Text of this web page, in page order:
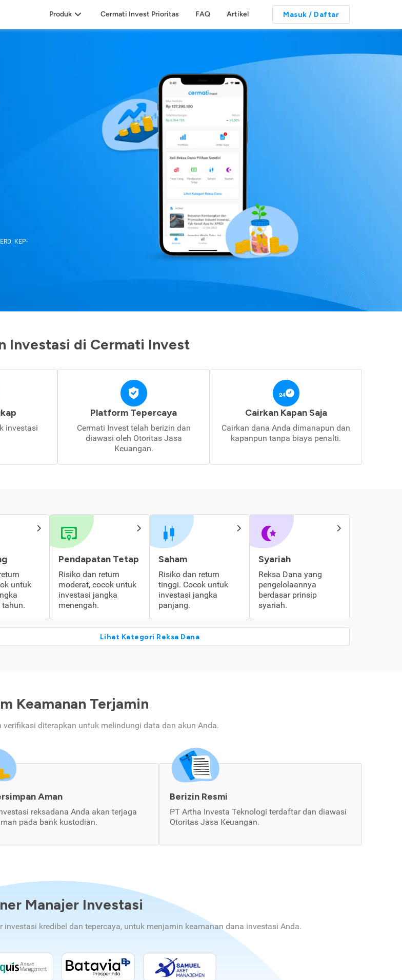
Produk Cermati Invest Prioritas FAQ Artikel Masuk / Daftar
KEP-
Investasi di Cermati Invest
investasi
Platform Tepercaya
Cermati Invest telah berizin dan
diawasi oleh Otoritas Jasa
Keuangan.
Cairkan Kapan Saja
Cairkan dana Anda dimanapun dan
kapanpun tanpa biaya penalti.
untuk
tahun.
Pendapatan Tetap
Risiko dan return
moderat, cocok untuk
investasi jangka
menengah.
Saham
Risiko dan return
tinggi. Cocok untuk
investasi jangka
panjang.
Syariah
Reksa Dana yang
pengelolaannya
berdasar prinsip
syariah.
Lihat Kategori Reksa Dana
Keamanan Terjamin
verifikasi diterapkan untuk melindungi data dan akun Anda.
Aman
reksadana Anda akan terjaga
pada bank kustodian.
Berizin Resmi
PT Artha Investa Teknologi terdaftar dan diawasi
Otoritas Jasa Keuangan.
Manajer Investasi
kredibel dan tepercaya, untuk menjamin keamanan dana investasi Anda.